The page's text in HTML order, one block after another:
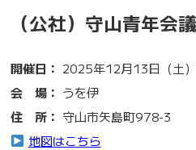
（公社）守山青年会
開催日： 2025年12月13日（土
会 場： うを伊
住 所： 守山市矢島町978-3
地図はこちら